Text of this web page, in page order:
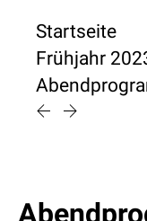
Startseite
Frühjahr